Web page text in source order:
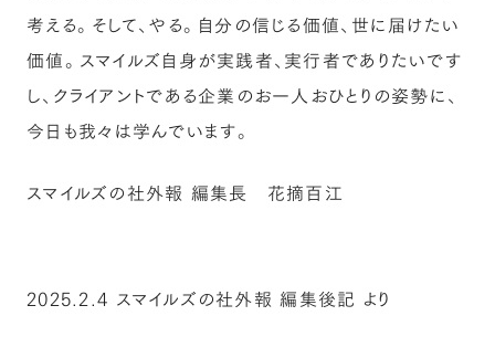
考える。そして、やる。自分の信じる価値、世に届けたい
価値。スマイルズ自身が実践者、実行者でありたいです
し、クライアントである企業のお一人おひとりの姿勢に、
今日も我々は学んでいます。
スマイルズの社外報 編集長 花摘百江
2025.2.4 スマイルズの社外報 編集後記 より